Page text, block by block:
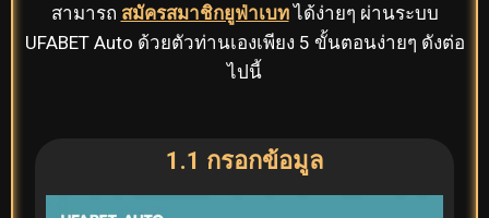
สามารถ สมัครสมาชิกยูฟ่าเบทได้ง่ายๆ ผ่านระบบ
UFABET Auto ด้วยตัวท่านเองเพียง 5 ขั้นตอนง่ายๆ ดังต่อ
ไปนี้
1.1 กรอกข้อมูล